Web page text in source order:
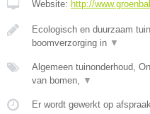
Website: http://
Ecologisch en duurzaam
boomverzorging in ▼
Algemeen tuinonderhoud,
van bomen, ▼
Er wordt gewerkt op